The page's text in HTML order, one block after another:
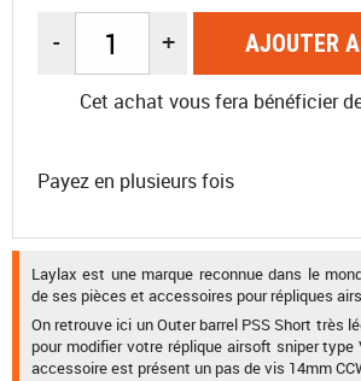
- + AJOUTER
Cet achat vous fera bénéficier
Payez en plusieurs fois
Laylax est une marque reconnue dans le
de ses pièces et accessoires pour répliques
On retrouve ici un Outer barrel PSS Short très
pour modifier votre réplique airsoft sniper type
accessoire est présent un pas de vis 14mm